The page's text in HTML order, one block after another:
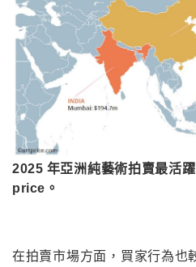
2025 年亞洲純藝術拍賣最活
price。
在拍賣市場方面，買家行為也